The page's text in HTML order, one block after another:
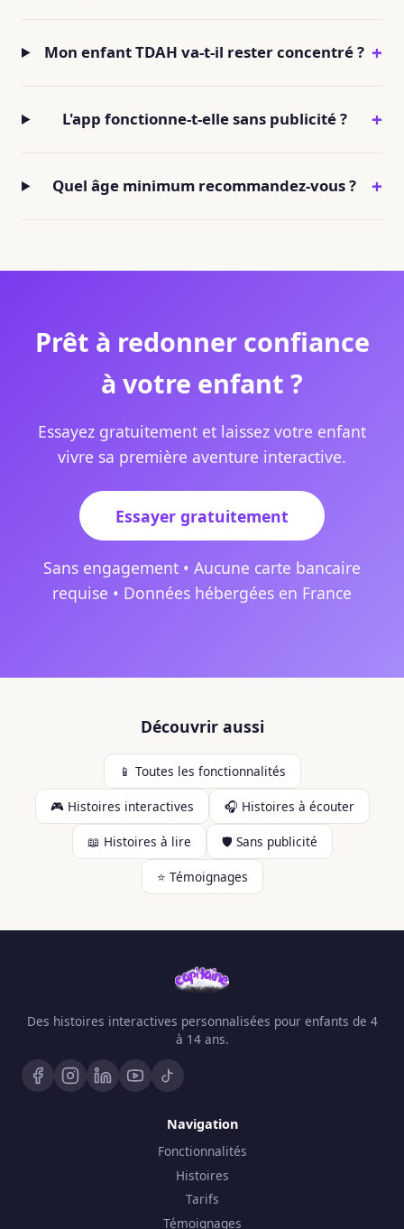
Mon enfant TDAH va-t-il rester concentré ?
L'app fonctionne-t-elle sans publicité ?
Quel âge minimum recommandez-vous ?
Prêt à redonner confiance
à votre enfant ?
Essayez gratuitement et laissez votre enfant
vivre sa première aventure interactive.
Essayer gratuitement
Sans engagement • Aucune carte bancaire
requise • Données hébergées en France
Découvrir aussi
📱 Toutes les fonctionnalités
🎮 Histoires interactives 🎧 Histoires à écouter
📖 Histoires à lire 🛡️ Sans publicité
⭐ Témoignages
Des histoires interactives personnalisées pour enfants de 4
à 14 ans.
Navigation
Fonctionnalités
Histoires
Tarifs
Témoignages